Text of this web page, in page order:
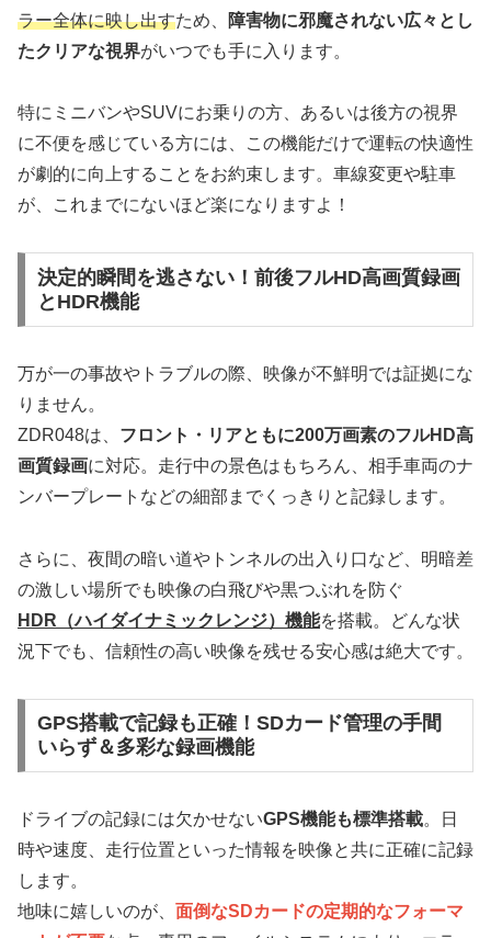
ラー全体に映し出すため、
障害物に邪魔されない広々とし
たクリアな視界がいつでも手に入ります。
特にミニバンやSUVにお乗りの方、あるいは後方の視界
に不便を感じている方には、この機能だけで運転の快適性
が劇的に向上することをお約束します。車線変更や駐車
が、これまでにないほど楽になりますよ！
決定的瞬間を逃さない！前後フルHD高画質録画
とHDR機能
万が一の事故やトラブルの際、映像が不鮮明では証拠にな
りません。
ZDR048は、 フロント・リアともに200万画素のフルHD高
画質録画に対応。走行中の景色はもちろん、相手車両のナ
ンバープレートなどの細部までくっきりと記録します。
さらに、夜間の暗い道やトンネルの出入り口など、明暗差
の激しい場所でも映像の白飛びや黒つぶれを防ぐ
HDR（ハイダイナミックレンジ）機能を搭載。どんな状
況下でも、信頼性の高い映像を残せる安心感は絶大です。
GPS搭載で記録も正確！SDカード管理の手間
いらず＆多彩な録画機能
ドライブの記録には欠かせないGPS機能も標準搭載。日
時や速度、走行位置といった情報を映像と共に正確に記録
します。
地味に嬉しいのが、 面倒なSDカードの定期的なフォーマ